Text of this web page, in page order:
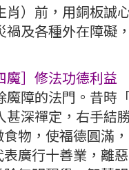
肖）前，用銅板誠
及各種外在障礙
魔］修法功德利益
魔障的法門。昔時
深禪定，右手結
物，使福德圓滿
廣行十善業，離